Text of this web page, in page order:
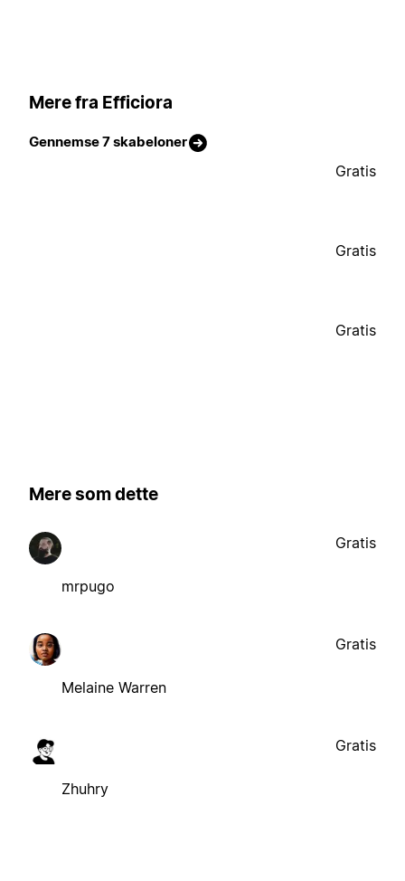
Mere fra Efficiora
Gennemse 7 skabeloner
Gratis
Gratis
Gratis
Mere som dette
mrpugo
Gratis
Melaine Warren
Gratis
Zhuhry
Gratis